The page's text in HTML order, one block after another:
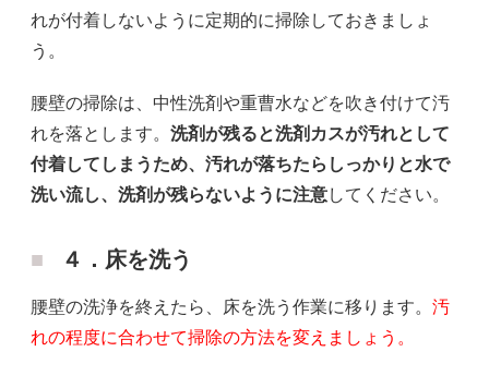
れが付着しないように定期的に掃除しておきましょ
う。
腰壁の掃除は、中性洗剤や重曹水などを吹き付けて汚
れを落とします。 洗剤が残ると洗剤カスが汚れとして
付着してしまうため、汚れが落ちたらしっかりと水で
洗い流し、洗剤が残らないように注意してください。
４．床を洗う
腰壁の洗浄を終えたら、床を洗う作業に移ります。 汚
れの程度に合わせて掃除の方法を変えましょう。